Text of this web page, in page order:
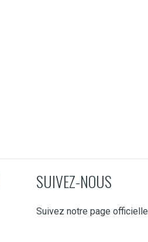
SUIVEZ-NOUS
Suivez notre page officielle